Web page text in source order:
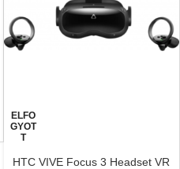
ELFO
GYOT
T
HTC VIVE Focus 3 Headset VR